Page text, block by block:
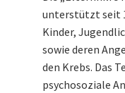
unterstützt seit
Kinder,
sowie deren
den Krebs. Das
psychosoziale